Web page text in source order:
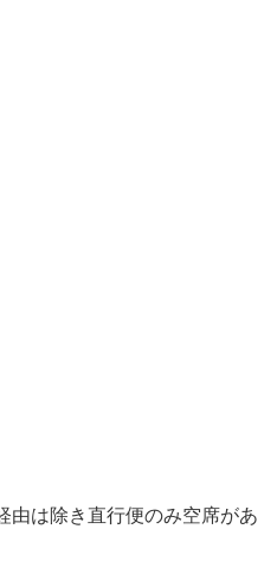
由は除き直行便のみ空席があ